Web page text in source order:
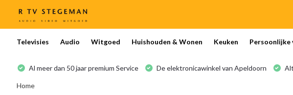
Televisies Audio Witgoed Huishouden & Wonen Keuken Persoonlijke
Al meer dan 50 jaar premium Service De elektronicawinkel van Apeldoorn
Home